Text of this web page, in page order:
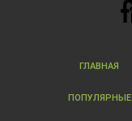
ГЛАВНАЯ
ПОПУЛЯРНЫЕ